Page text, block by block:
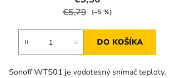
€5,79 (–5 %)
DO KOŠÍKA
Sonoff WTS01 je vodotesný snímač teploty,